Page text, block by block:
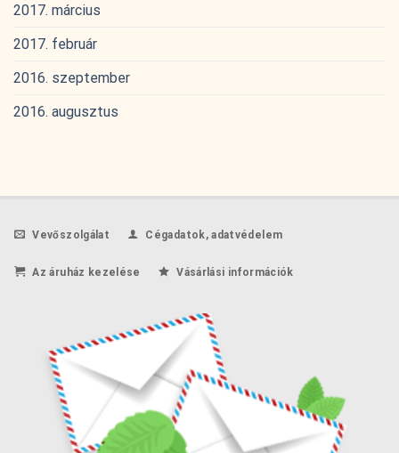
2017. március
2017. február
2016. szeptember
2016. augusztus
Vevőszolgálat Cégadatok, adatvédelem
Az áruház kezelése Vásárlási információk